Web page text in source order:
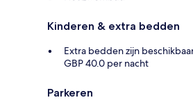
Kinderen & extra bedden
Extra bedden zijn
GBP 40.0 per nacht
Parkeren